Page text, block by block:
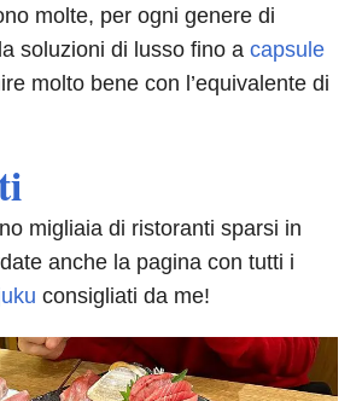
molte, per ogni genere di
soluzioni di lusso fino a capsule
molto bene con l’equivalente di
migliaia di ristoranti sparsi in
anche la pagina con tutti i
consigliati da me!